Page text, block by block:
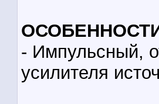
- Импульсный,
усилителя